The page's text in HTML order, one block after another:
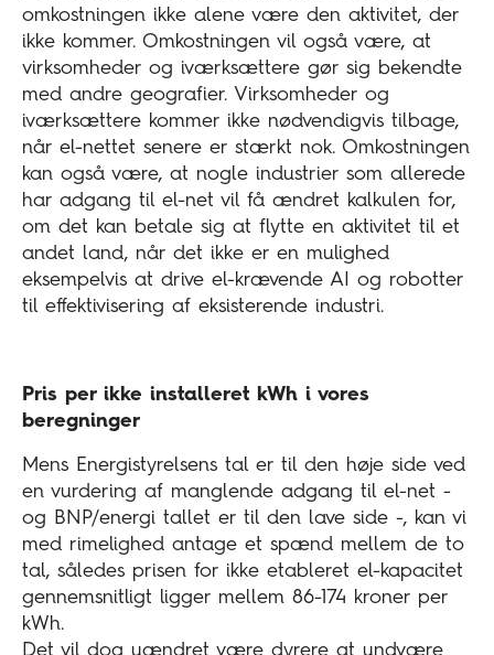
omkostningen ikke alene være den aktivitet, der
ikke kommer. Omkostningen vil også være, at
virksomheder og iværksættere gør sig bekendte
med andre geografier. Virksomheder og
iværksættere kommer ikke nødvendigvis tilbage,
når el-nettet senere er stærkt nok. Omkostningen
kan også være, at nogle industrier som allerede
har adgang til el-net vil få ændret kalkulen for,
om det kan betale sig at flytte en aktivitet til et
andet land, når det ikke er en mulighed
eksempelvis at drive el-krævende AI og robotter
til effektivisering af eksisterende industri.
Pris per ikke installeret kWh i vores
beregninger
Mens Energistyrelsens tal er til den høje side ved
en vurdering af manglende adgang til el-net -
og BNP/energi tallet er til den lave side -, kan vi
med rimelighed antage et spænd mellem de to
tal, således prisen for ikke etableret el-kapacitet
gennemsnitligt ligger mellem 86-174 kroner per
kWh.
Det vil dog uændret være dyrere at undvære